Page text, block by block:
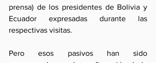
prensa) de los presidentes de Bolivia y
Ecuador expresadas durante las
respectivas visitas.
Pero esos pasivos han sido